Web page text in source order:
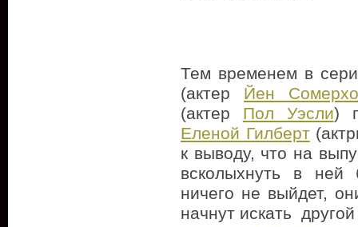
Тем временем в
(актер Йен
(актер Пол Уэсли)
Еленой Гилберт
к выводу, что на
всколыхнуть в ней
ничего не выйдет,
начнут искать другой